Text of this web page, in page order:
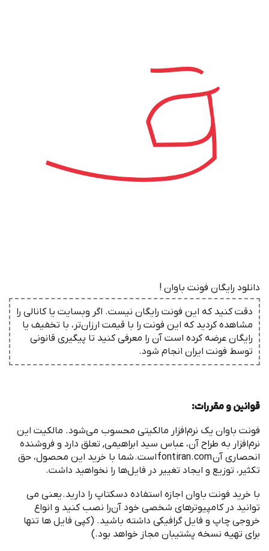
دانلود رایگان فونت باوان !
دقت کنید که این فونت رایگان نیست. اگر وبسایت یا کانالی را
مشاهده کردید که این فونت را با قیمت ارزان‌تر، با تخفیف یا
رایگان عرضه کرده است آن را معرفی کنید تا پیگیری قانونی
توسط فونت ‌ایران انجام شود.
قوانین و مقررات:
‌فونت باوان یک نرمافزار مالکیتی محسوب میشود. مالکیت این
نرمافزار به طراح آن، عباس سید ابراهیمی, تعلق دارد و فروشنده
انحصاری آنfontiran.comاست.شما با خرید این محصول، حق
تکثیر، توزیع و ایجاد تغییر در فایلها را نخواهید داشت.
با خرید ‌فونت باوان اجازه استفاده دسکتاپ را دارید.یعنی می
توانید در کامپیوترهای شخصی خود آنرا نصب کنید و انواع
خروجی چاپ و فایل گرافیکی داشته باشید. (کپی فایل ها تنها
برای تهیه نسخه پشتیبان مجاز خواهد بود.)